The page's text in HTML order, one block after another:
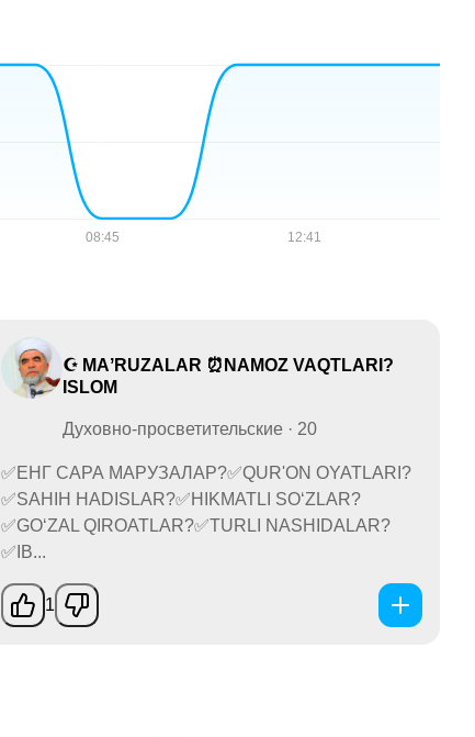
☪ MAʼRUZALAR ⏰NAMOZ VAQTLARI?
ISLOM
Духовно-просветительские · 20
✅ЕНГ САРА МАРУЗАЛАР?✅QUR'ON OYATLARI?
✅SAHIH HADISLAR?✅HIKMATLI SO‘ZLAR?
✅GO‘ZAL QIROATLAR?✅TURLI NASHIDALAR?
✅IB...
1